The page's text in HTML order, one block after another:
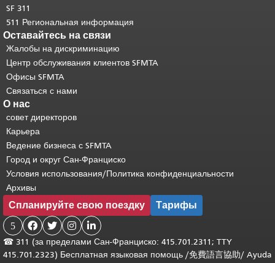
SF 311
511 Региональная информация
Оставайтесь на связи
Жалобы на дискриминацию
Центр обслуживания клиентов SFMTA
Офисы SFMTA
Связаться с нами
О нас
совет директоров
Карьера
Ведение бизнеса с SFMTA
Город и округ Сан-Франциско
Условия использования/Политика конфиденциальности
Архивы
Спланируйте свою поездку Тарифы
5    
☎ 311 (за пределами Сан-Франциско: 415.701.2311; TTY
415.701.2323) Бесплатная языковая помощь /免費語言協助/ Ayuda